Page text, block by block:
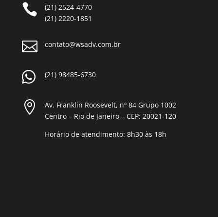

(21) 2524-4770
(21) 2220-1851
 contato@wsadv.com.br
 (21) 98485-6730

Av. Franklin Roosevelt, nº 84 Grupo 1002
Centro – Rio de Janeiro – CEP: 20021-120
Horário de atendimento: 8h30 às 18h